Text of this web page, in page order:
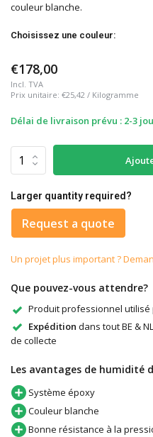
couleur blanche.
Choisissez une couleur:
€178,00
Incl. TVA
Prix unitaire: €25,42 / Kilogramme
Délai de livraison prévu : 2-3
Larger quantity required?
Request a quote
Un projet plus important ?
Que pouvez-vous attendre?
Produit professionnel utilisé
Expédition dans tout BE &
de collecte
Les avantages de humidité
Système époxy
Couleur blanche
Bonne résistance à la